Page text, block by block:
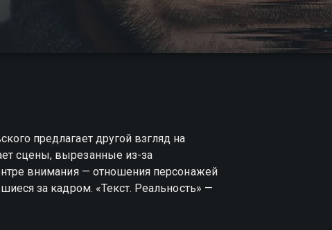
предлагает другой взгляд на
сцены, вырезанные из-за
внимания — отношения персонажей
за кадром. «Текст. Реальность» —